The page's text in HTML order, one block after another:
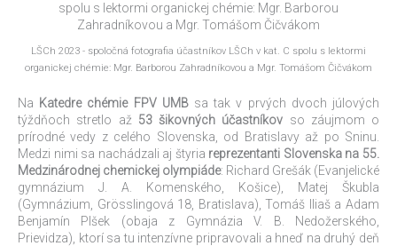
LŠCh 2023 - spoločná fotografia účastníkov LŠCh v kat. C spolu s lektormi
organickej chémie: Mgr. Barborou Zahradníkovou a Mgr. Tomášom Čičvákom
Na Katedre chémie FPV UMBsa tak v prvých dvoch júlových
týždňoch stretlo až 53 šikovných účastníkov so záujmom o
prírodné vedy z celého Slovenska, od Bratislavy až po Sninu.
Medzi nimi sa nachádzali aj štyria reprezentanti Slovenska na 55.
Medzinárodnej chemickej olympiáde: Richard Grešák (Evanjelické
gymnázium J. A. Komenského, Košice), Matej Škubla
(Gymnázium, Grösslingová 18, Bratislava), Tomáš Iliaš a Adam
Benjamín Plšek (obaja z Gymnázia V. B. Nedožerského,
Prievidza), ktorí sa tu intenzívne pripravovali a hneď na druhý deň